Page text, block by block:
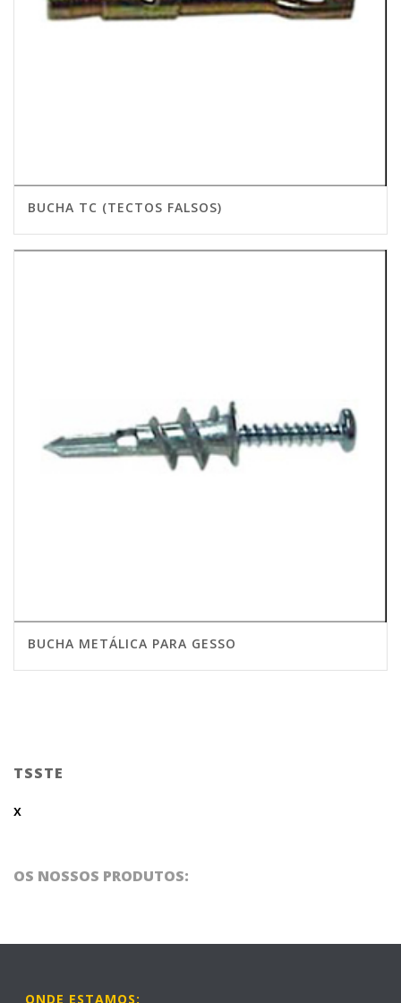
BUCHA TC (TECTOS FALSOS)
BUCHA METÁLICA PARA GESSO
TSSTE
x
OS NOSSOS PRODUTOS:
ONDE ESTAMOS: